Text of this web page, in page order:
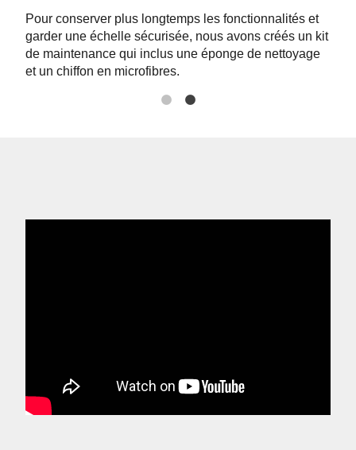
Pour conserver plus longtemps les fonctionnalités et
garder une échelle sécurisée, nous avons créés un kit
de maintenance qui inclus une éponge de nettoyage
et un chiffon en microfibres.